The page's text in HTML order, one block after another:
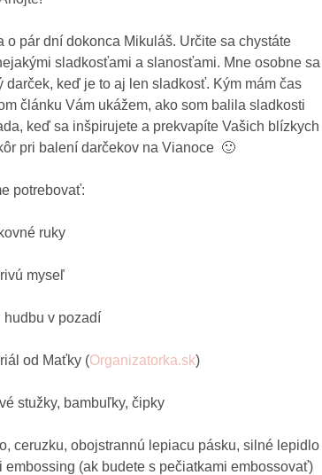
pár dní dokonca Mikuláš. Určite sa chystáte
sladkosťami a slanosťami. Mne osobne sa
keď je to aj len sladkosť. Kým mám čas
článku Vám ukážem, ako som balila sladkosti
keď sa inšpirujete a prekvapíte Vašich blízkych
pri balení darčekov na Vianoce 🙂
potrebovať:
ruky
myseľ
hudbu v pozadí
od Maťky (Organizatorka.sk)
stužky, bambuľky, čipky
ceruzku, obojstrannú lepiacu pásku, silné lepidlo
(ak budete s pečiatkami embossovať)